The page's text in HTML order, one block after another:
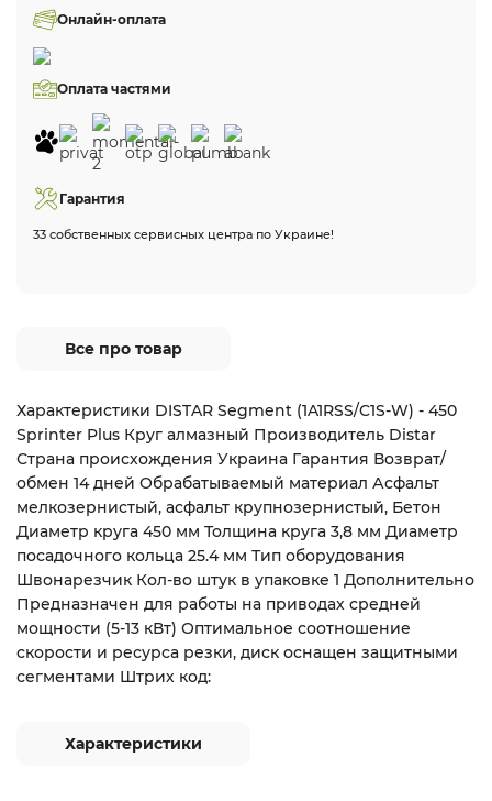
Онлайн-оплата
Оплата частями
Гарантия
33 собственных сервисных центра по Украине!
Все про товар
Характеристики DISTAR Segment (1A1RSS/C1S-W) - 450
Sprinter Plus Круг алмазный Производитель Distar
Страна происхождения Украина Гарантия Возврат/
обмен 14 дней Обрабатываемый материал Асфальт
мелкозернистый, асфальт крупнозернистый, Бетон
Диаметр круга 450 мм Толщина круга 3,8 мм Диаметр
посадочного кольца 25.4 мм Тип оборудования
Швонарезчик Кол-во штук в упаковке 1 Дополнительно
Предназначен для работы на приводах средней
мощности (5-13 кВт) Оптимальное соотношение
скорости и ресурса резки, диск оснащен защитными
сегментами Штрих код:
Характеристики